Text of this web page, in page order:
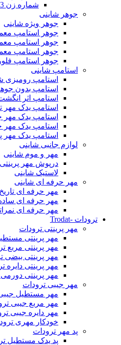
شماره زن 13 رقم اتوماتیک
جوهر شاینی
جوهر ویژه شاینی
جوهر استامپ معمولی 28
جوهر استامپ معمولی 500
جوهر استامپ معمولی
جوهر استامپ فلورسنت 28
استامپ شاینی
استامپ رومیزی
استامپ بدون
استامپ اثر
استامپ یدک مهر
استامپ یدک مهر
استامپ یدک مهر
استامپ یدک مهر
لوازم جانبی شاینی
مهر و موم شاینی
درپوش مهر
لاستیک شاینی
مهر حرفه ای شاینی
مهر حرفه ای
مهر حرفه ای
مهر حرفه ای
ترودات -Trodat
مهر پرینتی ترودات
مهر پرینتی
مهر پرینتی مربع
مهر پرینتی بیضی
مهر پرینتی دایره
مهر پرینتی
مهر جیبی ترودات
مهر مستطیل
مهر مربع جیبی
مهر دایره جیبی
خودکار مهری
پد مهر ترودات
پد یدک مستطیل